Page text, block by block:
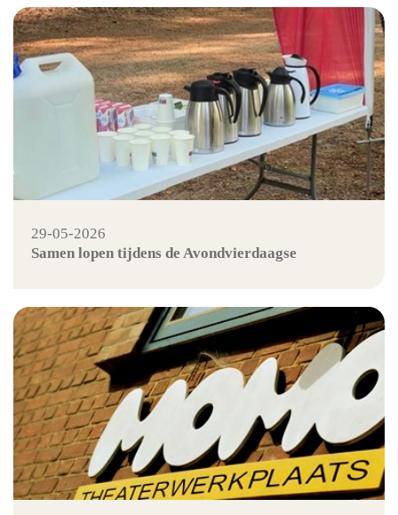
29-05-2026
Samen lopen tijdens de Avondvierdaagse